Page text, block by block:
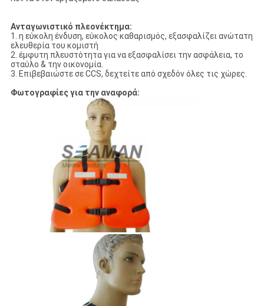
Ανταγωνιστικό πλεονέκτημα:
1. η εύκολη ένδυση, εύκολος καθαρισμός, εξασφαλίζει ανώτατη
ελευθερία του κομιστή
2. έμφυτη πλευστότητα για να εξασφαλίσει την ασφάλεια, το
σταύλο & την οικονομία.
3. Επιβεβαιώστε σε CCS, δεχτείτε από σχεδόν όλες τις χώρες.
Φωτογραφίες για την αναφορά: